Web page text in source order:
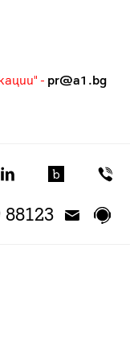
- pr@a1.bg
88123